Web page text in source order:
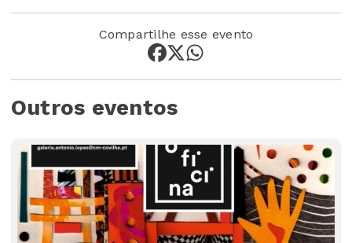
Outros eventos
Compartilhe esse evento